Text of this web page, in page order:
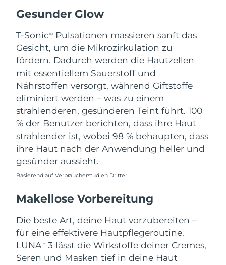
Gesunder Glow
T-SonicTM
Pulsationen massieren sanft das
Gesicht, um die Mikrozirkulation zu
fördern. Dadurch werden die Hautzellen
mit essentiellem Sauerstoff und
Nährstoffen versorgt, während Giftstoffe
eliminiert werden – was zu einem
strahlenderen, gesünderen Teint führt. 100
% der Benutzer berichten, dass ihre Haut
strahlender ist, wobei 98 % behaupten, dass
ihre Haut nach der Anwendung heller und
gesünder aussieht.
Basierend auf Verbraucherstudien Dritter
Makellose Vorbereitung
Die beste Art, deine Haut vorzubereiten –
für eine effektivere Hautpflegeroutine.
LUNATM
3 lässt die Wirkstoffe deiner Cremes,
Seren und Masken tief in deine Haut